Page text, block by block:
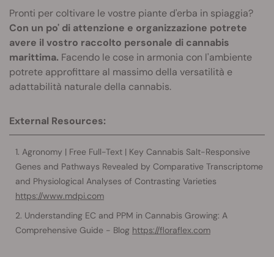
Pronti per coltivare le vostre piante d'erba in spiaggia?
Con un po' di attenzione e organizzazione potrete
avere il vostro raccolto personale di cannabis
marittima. Facendo le cose in armonia con l'ambiente
potrete approfittare al massimo della versatilità e
adattabilità naturale della cannabis.
External Resources:
Agronomy | Free Full-Text | Key Cannabis Salt-Responsive
Genes and Pathways Revealed by Comparative Transcriptome
and Physiological Analyses of Contrasting Varieties
https://www.mdpi.com
Understanding EC and PPM in Cannabis Growing: A
Comprehensive Guide - Blog https://floraflex.com